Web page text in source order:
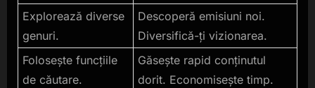
Explorează diverse
genuri.
Descoperă emisiuni noi.
Diversifică-ți vizionarea.
Folosește funcțiile
de căutare.
Găsește rapid conținutul
dorit. Economisește timp.